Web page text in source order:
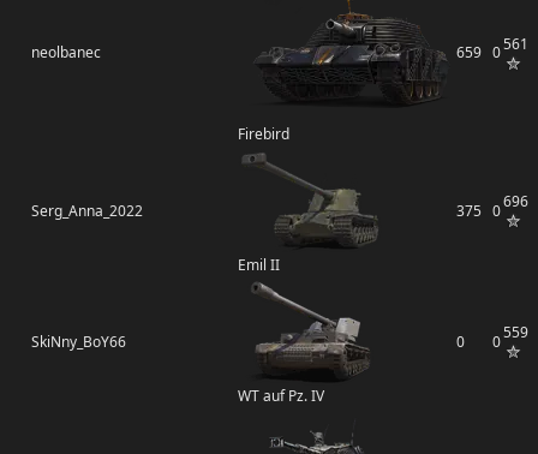
neolbanec
Firebird
659 0561
Serg_Anna_2022
Emil II
375 0696
SkiNny_BoY66
WT auf Pz. IV
0 0559